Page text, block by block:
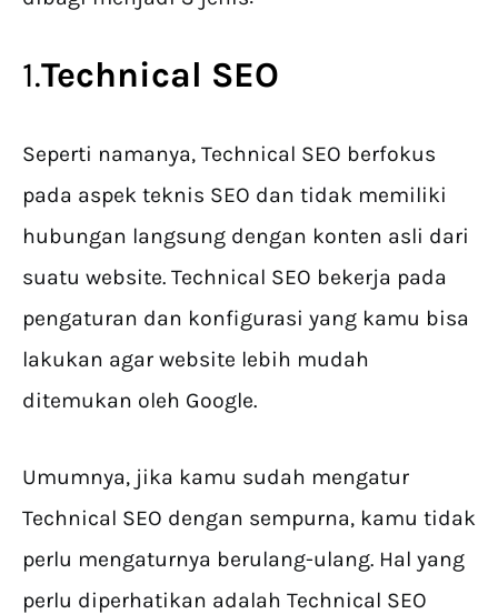
1.Technical SEO
Seperti namanya, Technical SEO berfokus
pada aspek teknis SEO dan tidak memiliki
hubungan langsung dengan konten asli dari
suatu website. Technical SEO bekerja pada
pengaturan dan konfigurasi yang kamu bisa
lakukan agar website lebih mudah
ditemukan oleh Google.
Umumnya, jika kamu sudah mengatur
Technical SEO dengan sempurna, kamu tidak
perlu mengaturnya berulang-ulang. Hal yang
perlu diperhatikan adalah Technical SEO